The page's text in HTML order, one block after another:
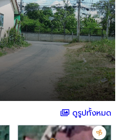
ดูรูปทั้งหมด